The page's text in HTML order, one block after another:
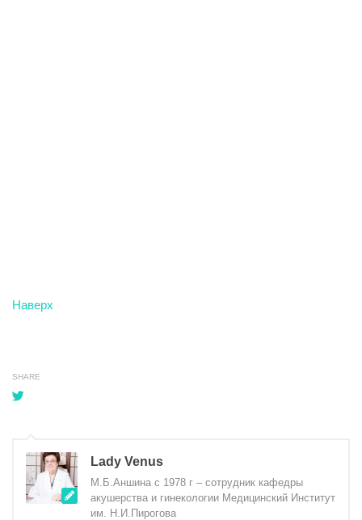
Наверх
SHARE
Lady Venus
М.Б.Аншина с 1978 г – сотрудник кафедры
акушерства и гинекологии Медицинский Институт
им. Н.И.Пирогова